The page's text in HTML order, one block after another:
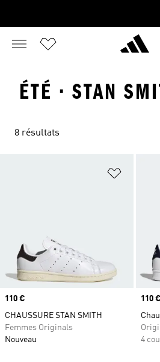
ÉTÉ · STAN
8 résultats
Prix
110 €
CHAUSSURE STAN SMITH
Femmes Originals
Nouveau
Prix
110 €
4